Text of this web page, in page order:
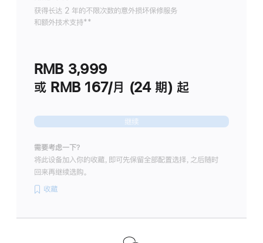
获得长达 2 年的不限次数的意外损坏保修服务
和额外技术支持脚
**
RMB 3,999
或 RMB 167/月 (24 期) 起
继续
需要考虑一下？
将此设备加入你的收藏，即可先保留全部配置选择，之后随时
回来再继续选购。
收藏